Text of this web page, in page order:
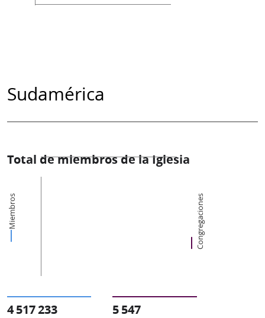
Sudamérica
Total de miembros de la Iglesia
Miembros Congregaciones
4 517 233 5 547